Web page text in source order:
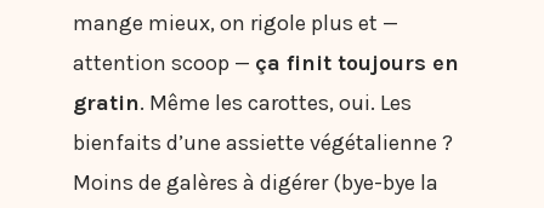
mange mieux, on rigole plus et —
attention scoop — ça finit toujours en
gratin. Même les carottes, oui. Les
bienfaits d’une assiette végétalienne ?
Moins de galères à digérer (bye-bye la